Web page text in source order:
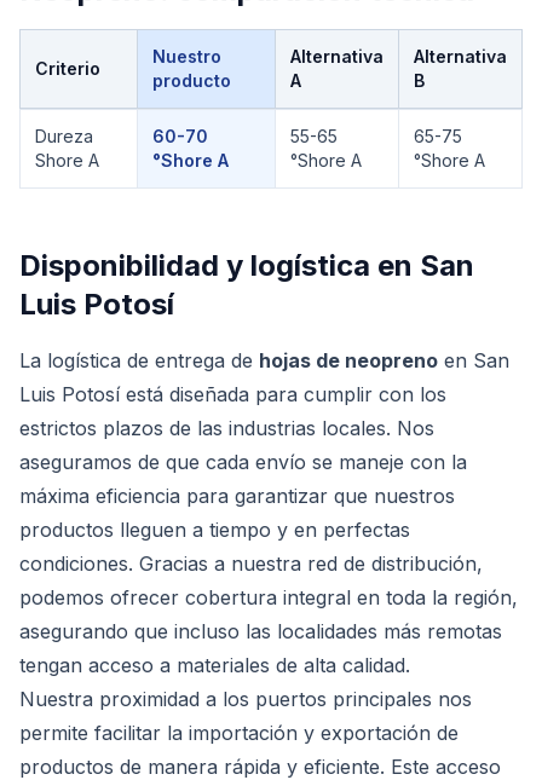
Criterio
Nuestro
producto
Alternativa
A
Alternativa
B
Dureza
Shore A
60-70
°Shore A
55-65
°Shore A
65-75
°Shore A
Disponibilidad y logística en San
Luis Potosí
La logística de entrega de hojas de neopreno en San
Luis Potosí está diseñada para cumplir con los
estrictos plazos de las industrias locales. Nos
aseguramos de que cada envío se maneje con la
máxima eficiencia para garantizar que nuestros
productos lleguen a tiempo y en perfectas
condiciones. Gracias a nuestra red de distribución,
podemos ofrecer cobertura integral en toda la región,
asegurando que incluso las localidades más remotas
tengan acceso a materiales de alta calidad.
Nuestra proximidad a los puertos principales nos
permite facilitar la importación y exportación de
productos de manera rápida y eficiente. Este acceso